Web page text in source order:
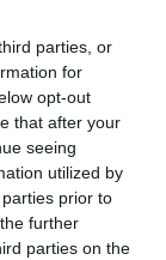
parties, or
for
opt-out
that after your
seeing
utilized by
prior to
further
parties on the